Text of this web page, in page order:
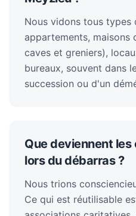
Nous vidons tous types
appartements, maisons
caves et greniers),
bureaux, souvent dans
succession ou d'un
Que deviennent
lors du débarras ?
Nous trions
Ce qui est réutilisable